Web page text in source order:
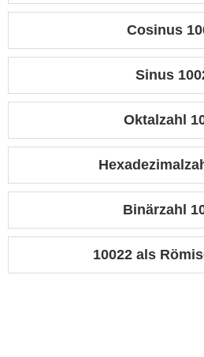
Cosinus
Sinus
Oktalzahl
Binärzahl
10022 als